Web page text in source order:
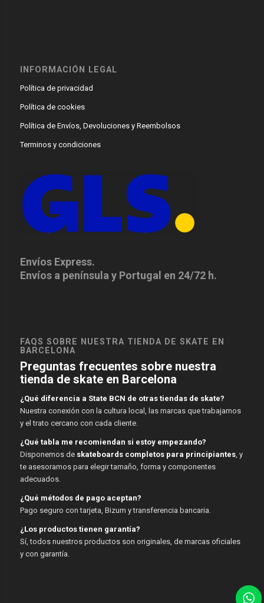
INFORMACIÓN LEGAL
Política de privacidad
Política de cookies
Política de Envíos, Devoluciones y Reembolsos
Terminos y condiciones
Envíos Express.
Envíos a península y Portugal en 24/72 h.
FAQS SOBRE NUESTRA TIENDA DE SKATE EN
BARCELONA
Preguntas frecuentes sobre nuestra
tienda de skate en Barcelona
¿Qué diferencia a State BCN de otras tiendas de skate?
Nuestra conexión con la cultura local, las marcas que trabajamos
y el trato cercano con cada cliente.
¿Qué tabla me recomiendan si estoy empezando?
Disponemos de skateboards completos para principiantes, y
te asesoramos para elegir tamaño, forma y componentes
adecuados.
¿Qué métodos de pago aceptan?
Pago seguro con tarjeta, Bizum y transferencia bancaria.
¿Los productos tienen garantía?
Sí, todos nuestros productos son originales, de marcas oficiales
y con garantía.